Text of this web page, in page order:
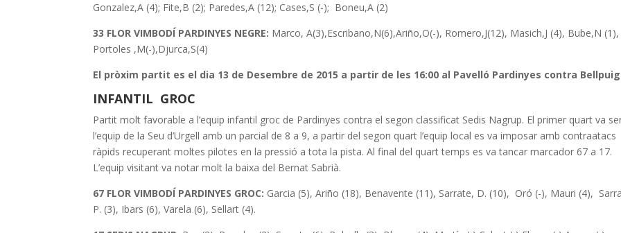
Gonzalez,A (4); Fite,B (2); Paredes,A (12); Cases,S (-); Boneu,A (2)
33 FLOR VIMBODÍ PARDINYES NEGRE: Marco, A(3),Escribano,N(6),Ariño,O(-), Romero,J(12), Masich,J (4), Bube,N (1),
Portoles ,M(-),Djurca,S(4)
El pròxim partit es el dia 13 de Desembre de 2015 a partir de les 16:00 al Pavelló Pardinyes contra
INFANTIL GROC
Partit molt favorable a l’equip infantil groc de Pardinyes contra el segon classificat Sedis Nagrup. El primer quart va
l’equip de la Seu d’Urgell amb un parcial de 8 a 9, a partir del segon quart l’equip local es va imposar amb contraatacs
ràpids recuperant moltes pilotes en la pressió a tota la pista. Al final del quart temps es va tancar marcador 67 a 17.
L’equip visitant va notar molt la baixa del Bernat Sabrià.
67 FLOR VIMBODÍ PARDINYES GROC: Garcia (5), Ariño (18), Benavente (11), Sarrate, D. (10), Oró (-), Mauri (4),
P. (3), Ibars (6), Varela (6), Sellart (4).